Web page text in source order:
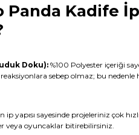
Panda Kadife
Doku): %100 Polyester içeriği
sebep olmaz; bu nedenle
ip yapısı sayesinde projeleriniz çok
veya oyuncaklar bitirebilirsiniz.